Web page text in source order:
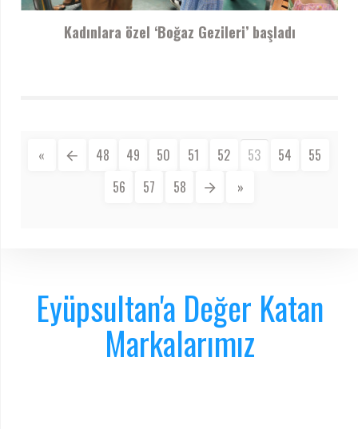
Kadınlara özel ‘Boğaz Gezileri’ başladı
« 48 49 50 51 52 53 54
55
56
57 58 »
Eyüpsultan'a Değer Katan
Markalarımız